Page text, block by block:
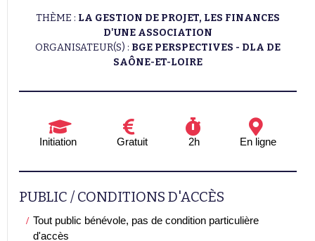
THÈME : LA GESTION DE PROJET, LES FINANCES
D'UNE ASSOCIATION
ORGANISATEUR(S) : BGE PERSPECTIVES - DLA DE
SAÔNE-ET-LOIRE
Initiation Gratuit 2h En ligne
PUBLIC / CONDITIONS D'ACCÈS
Tout public bénévole, pas de condition particulière
d'accès